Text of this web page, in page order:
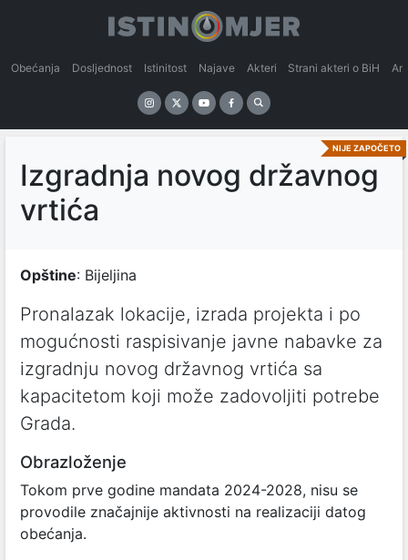
Obećanja Dosljednost Istinitost Najave Akteri Strani akteri o BiH
NIJE ZAPOČETO
Izgradnja novog državnog
vrtića
Opštine: Bijeljina
Pronalazak lokacije, izrada projekta i po
mogućnosti raspisivanje javne nabavke za
izgradnju novog državnog vrtića sa
kapacitetom koji može zadovoljiti potrebe
Grada.
Obrazloženje
Tokom prve godine mandata 2024-2028, nisu se
provodile značajnije aktivnosti na realizaciji datog
obećanja.